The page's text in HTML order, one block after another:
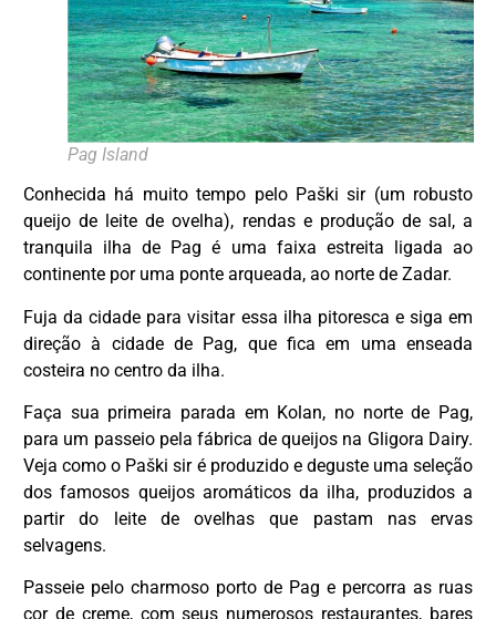
Pag Island
Conhecida há muito tempo pelo Paški sir (um robusto
queijo de leite de ovelha), rendas e produção de sal, a
tranquila ilha de Pag é uma faixa estreita ligada ao
continente por uma ponte arqueada, ao norte de Zadar.
Fuja da cidade para visitar essa ilha pitoresca e siga em
direção à cidade de Pag, que fica em uma enseada
costeira no centro da ilha.
Faça sua primeira parada em Kolan, no norte de Pag,
para um passeio pela fábrica de queijos na Gligora Dairy.
Veja como o Paški sir é produzido e deguste uma seleção
dos famosos queijos aromáticos da ilha, produzidos a
partir do leite de ovelhas que pastam nas ervas
selvagens.
Passeie pelo charmoso porto de Pag e percorra as ruas
cor de creme, com seus numerosos restaurantes, bares
DESTAQUE